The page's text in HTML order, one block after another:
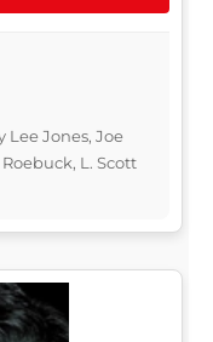
Lee Jones, Joe
L. Scott